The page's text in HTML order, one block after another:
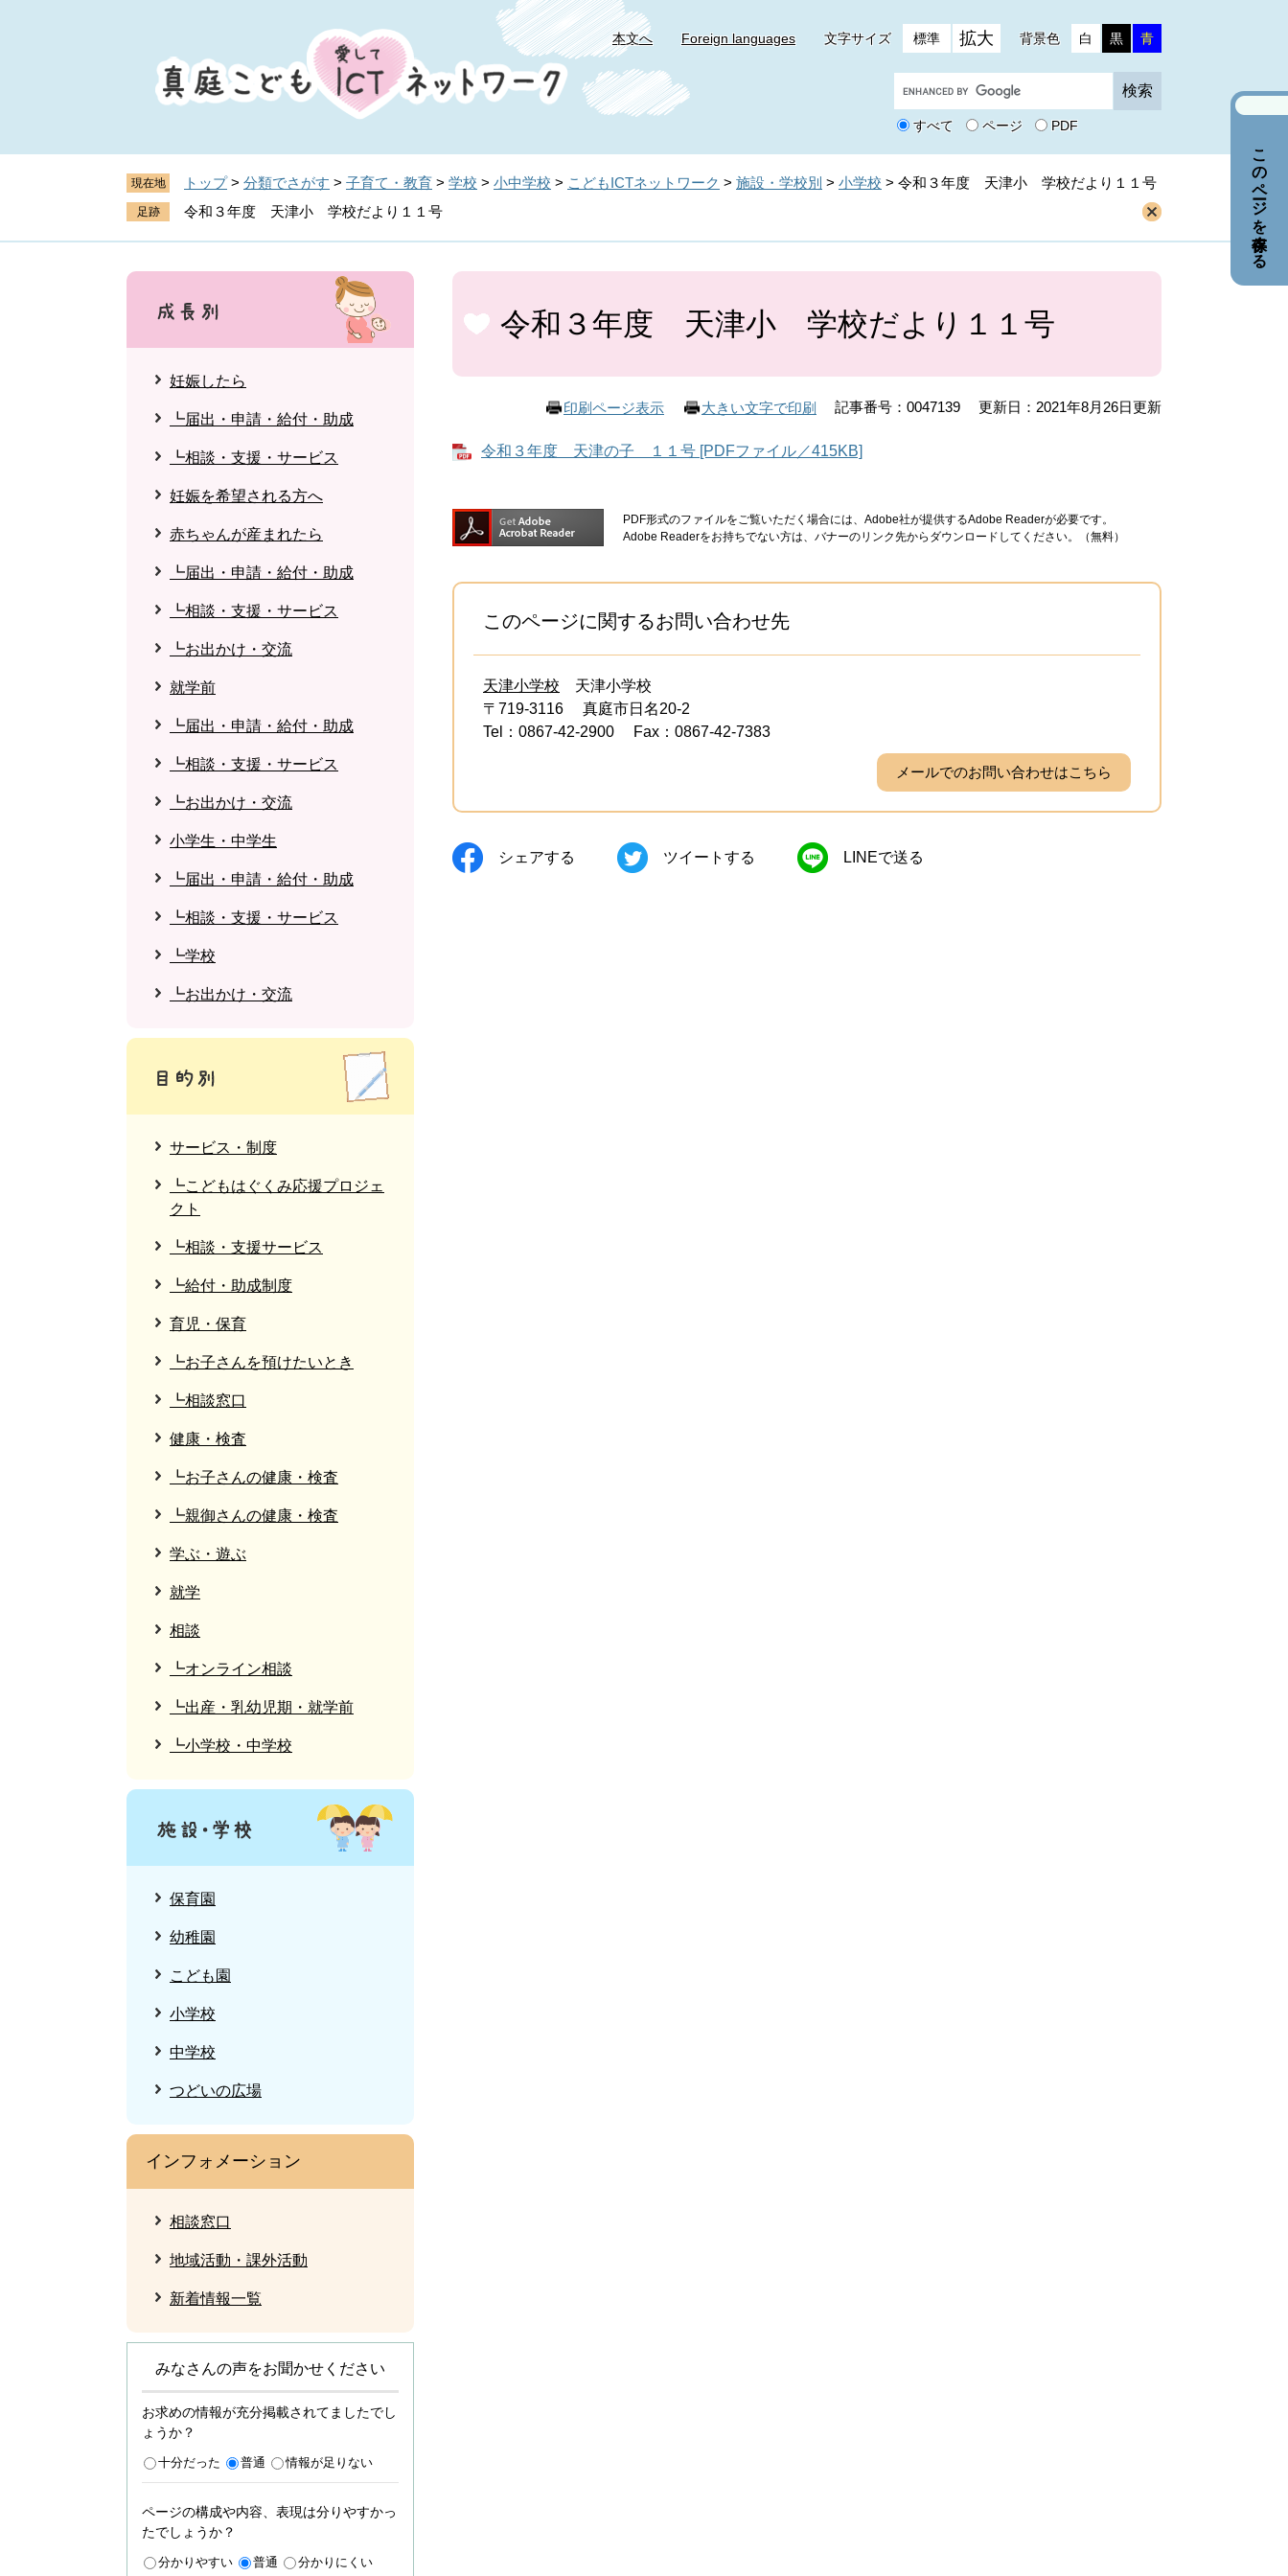
文
本文へ Foreign languages 文字サイズ 標準 拡大 背景色 白 黒 青
o
e
タ
すべて ページ PDF
現在地 トップ > 分類でさがす > 子育て・教育 > 学校 > 小中学校 > こどもICTネットワーク > 施設・学校別 > 小学校 > 令和３年度 天津小 学校だより１１号
令和３年度 天津小 学校だより１１号
本
令和３年度 天津小 学校だより１１号
印刷ページ表示 大きい文字で印刷 記事番号：0047139 更新日：2021年8月26日更新
令和３年度 天津の子 １１号 [PDFファイル／415KB]
PDF形式のファイルをご覧いただく場合には、Adobe社が提供するAdobe Readerが必要です。
Adobe Readerをお持ちでない方は、バナーのリンク先からダウンロードしてください。（無料）
このページに関するお問い合わせ先
天津小学校
天津小学校
〒719-3116
真庭市日名20-2
Tel：0867-42-2900
Fax：0867-42-7383
メールでのお問い合わせはこちら
シェアする ツイートする LINEで送る
妊娠したら
┗届出・申請・給付・助成
┗相談・支援・サービス
妊娠を希望される方へ
赤ちゃんが産まれたら
┗届出・申請・給付・助成
┗相談・支援・サービス
┗お出かけ・交流
就学前
┗届出・申請・給付・助成
┗相談・支援・サービス
┗お出かけ・交流
小学生・中学生
┗届出・申請・給付・助成
┗相談・支援・サービス
┗学校
┗お出かけ・交流
サービス・制度
┗こどもはぐくみ応援プロジェ
クト
┗相談・支援サービス
┗給付・助成制度
育児・保育
┗お子さんを預けたいとき
┗相談窓口
健康・検査
┗お子さんの健康・検査
┗親御さんの健康・検査
学ぶ・遊ぶ
就学
相談
┗オンライン相談
┗出産・乳幼児期・就学前
┗小学校・中学校
保育園
幼稚園
こども園
小学校
中学校
つどいの広場
インフォメーション
相談窓口
地域活動・課外活動
新着情報一覧
みなさんの声をお聞かせください
お求めの情報が充分掲載されてましたでし
ょうか？
十分だった 普通 情報が足りない
ページの構成や内容、表現は分りやすかっ
たでしょうか？
分かりやすい 普通 分かりにくい
このページを保存する